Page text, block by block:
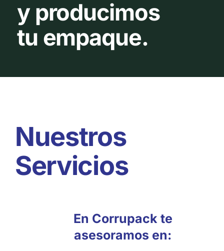
y producimos
tu empaque.
Nuestros
Servicios
En Corrupack te
asesoramos en: